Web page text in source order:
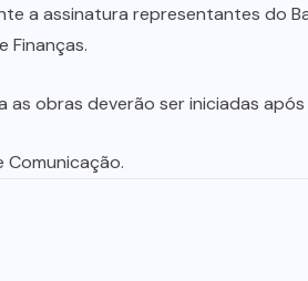
a assinatura representantes do
Finanças.
as obras deverão ser iniciadas
Comunicação.